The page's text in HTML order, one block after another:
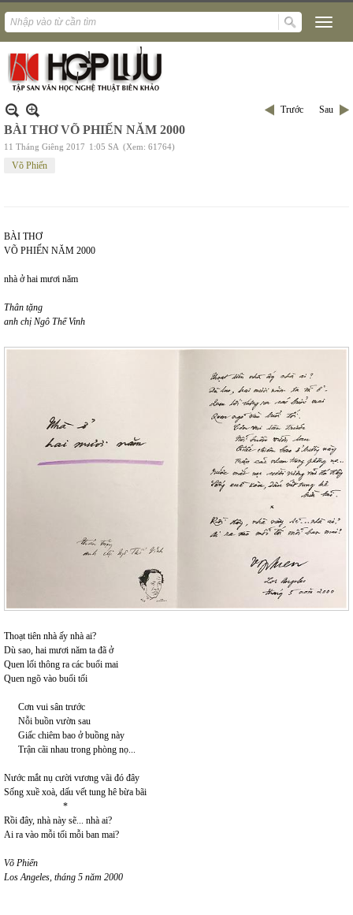
Trước Sau
BÀI THƠ VÕ PHIẾN NĂM 2000
11 Tháng Giêng 2017 1:05 SA (Xem: 61764)
Võ Phiến
BÀI THƠ
VÕ PHIẾN NĂM 2000
nhà ở hai mươi năm
Thân tặng
anh chị Ngô Thế Vinh
Thoạt tiên nhà ấy nhà ai?
Dù sao, hai mươi năm ta đã ở
Quen lối thông ra các buổi mai
Quen ngõ vào buổi tối
Cơn vui sân trước
Nỗi buồn vườn sau
Giấc chiêm bao ở buồng này
Trận cãi nhau trong phòng nọ...
Nước mắt nụ cười vương vãi đó đây
Sống xuề xoà, dấu vết tung hê bừa bãi
*
Rồi đây, nhà này sẽ... nhà ai?
Ai ra vào mỗi tối mỗi ban mai?
Võ Phiến
Los Angeles, tháng 5 năm 2000